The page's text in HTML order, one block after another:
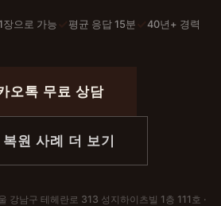
장으로 가능 평균 응답 15분 40년+ 경력
오톡 무료 상담
복원 사례 더 보기
강남구 테헤란로 313 성지하이츠빌 1층 111호 ·